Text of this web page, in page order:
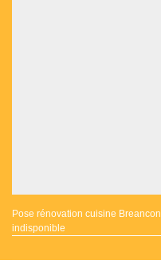
Pose rénovation cuisine Breancon
indisponible